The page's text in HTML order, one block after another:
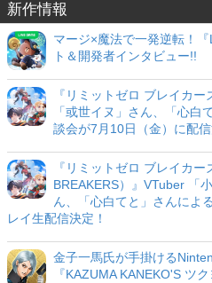
新作情報
マージ×魔法で一発逆転！
ト＆開発者インタビュー!!
『リミットゼロ ブレイカ
「或世イヌ」さん、「心白
談会が7月10日（金）に配信
『リミットゼロ ブレイカ
BREAKERS）』VTuber 「
ん、「心白てと」さんによ
レイ生配信決定！
金子一馬氏が手掛ける
『KAZUMA KANEKO'S ツ